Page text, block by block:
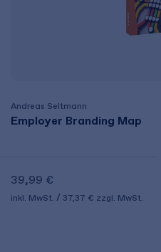
Andreas Seltmann
Employer Branding Map
39,99 €
inkl. MwSt. 37,37 € zzgl. MwSt.